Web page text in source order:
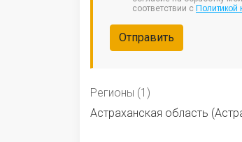
соответствии с Политикой
Отправить
Регионы (1)
Астраханская область